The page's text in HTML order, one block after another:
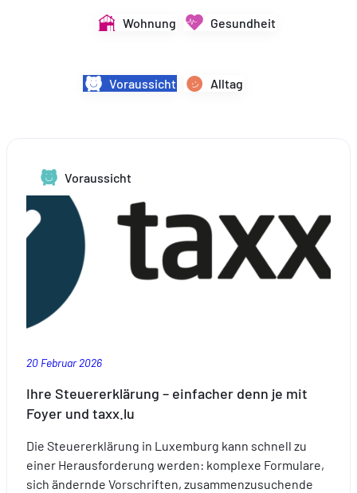
Wohnung Gesundheit
Voraussicht Alltag
Voraussicht
20 Februar 2026
Ihre Steuererklärung – einfacher denn je mit
Foyer und taxx.lu
Die Steuererklärung in Luxemburg kann schnell zu
einer Herausforderung werden: komplexe Formulare,
sich ändernde Vorschriften, zusammenzusuchende